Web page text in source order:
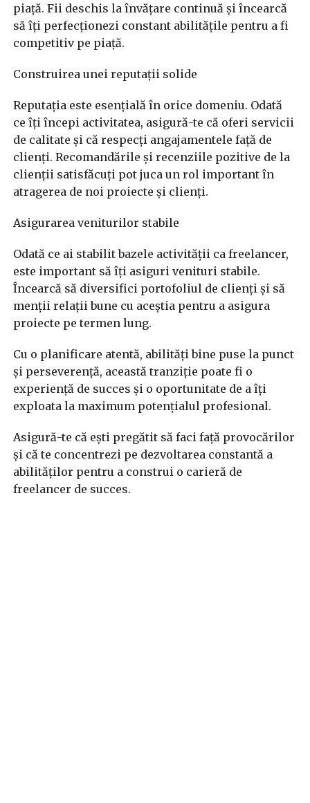
piață. Fii deschis la învățare continuă și încearcă
să îți perfecționezi constant abilitățile pentru a fi
competitiv pe piață.
Construirea unei reputații solide
Reputația este esențială în orice domeniu. Odată
ce îți începi activitatea, asigură-te că oferi servicii
de calitate și că respecți angajamentele față de
clienți. Recomandările și recenziile pozitive de la
clienții satisfăcuți pot juca un rol important în
atragerea de noi proiecte și clienți.
Asigurarea veniturilor stabile
Odată ce ai stabilit bazele activității ca freelancer,
este important să îți asiguri venituri stabile.
Încearcă să diversifici portofoliul de clienți și să
menții relații bune cu aceștia pentru a asigura
proiecte pe termen lung.
Cu o planificare atentă, abilități bine puse la punct
și perseverență, această tranziție poate fi o
experiență de succes și o oportunitate de a îți
exploata la maximum potențialul profesional.
Asigură-te că ești pregătit să faci față provocărilor
și că te concentrezi pe dezvoltarea constantă a
abilităților pentru a construi o carieră de
freelancer de succes.